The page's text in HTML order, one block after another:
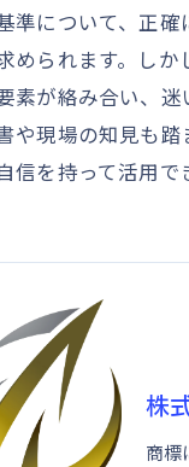
準について、正
められます。し
素が絡み合い、
や現場の知見も
信を持って活用
株
商標